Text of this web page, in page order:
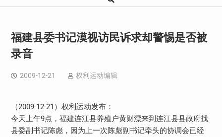
福建县委书记漠视访民诉求却警惕是否被
录音
2009-12-21 权利运动编辑
（2009-12-21）权利运动发布：
今天上午9点，福建连江县养殖户黄财漂来到连江县县政府找
县委副书记陈彪，因为上一次陈彪副书记牵头的协调会已经